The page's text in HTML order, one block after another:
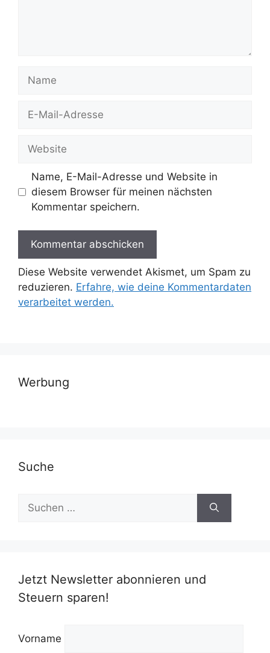
Name
Website
Name, E-Mail-Adresse und Website in
diesem Browser für meinen nächsten
Kommentar speichern.
Diese Website verwendet Akismet, um Spam zu
reduzieren. Erfahre, wie deine Kommentardaten
verarbeitet werden.
Werbung
Suche
Suchen
nach:
Jetzt Newsletter abonnieren und
Steuern sparen!
Vorname